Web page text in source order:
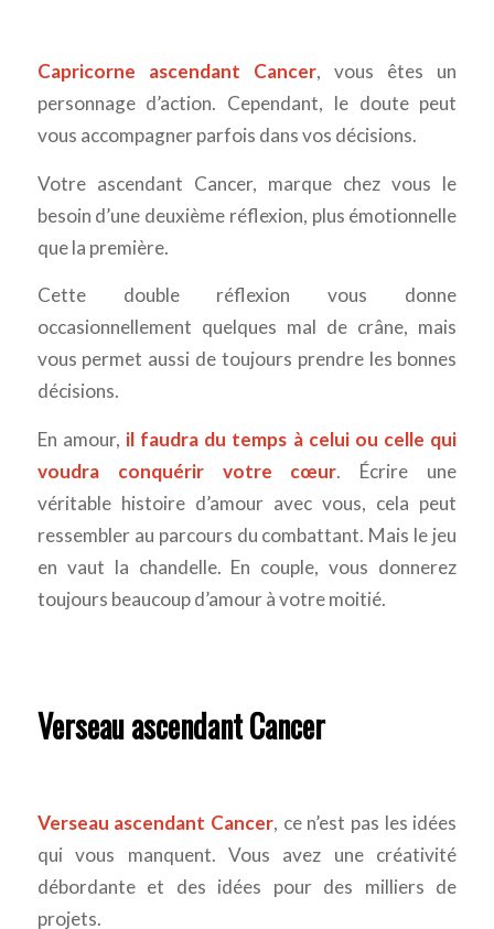
Capricorne ascendant Cancer, vous êtes un
personnage d’action. Cependant, le doute peut
vous accompagner parfois dans vos décisions.
Votre ascendant Cancer, marque chez vous le
besoin d’une deuxième réflexion, plus émotionnelle
que la première.
Cette double réflexion vous donne
occasionnellement quelques mal de crâne, mais
vous permet aussi de toujours prendre les bonnes
décisions.
En amour, il faudra du temps à celui ou celle qui
voudra conquérir votre cœur. Écrire une
véritable histoire d’amour avec vous, cela peut
ressembler au parcours du combattant. Mais le jeu
en vaut la chandelle. En couple, vous donnerez
toujours beaucoup d’amour à votre moitié.
Verseau ascendant Cancer
Verseau ascendant Cancer, ce n’est pas les idées
qui vous manquent. Vous avez une créativité
débordante et des idées pour des milliers de
projets.